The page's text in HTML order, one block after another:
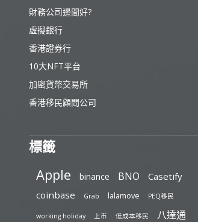
財務公司邊間好?
虛擬銀行
香港證券行
10大NFT平台
加密貨幣交易所
香港移民顧問公司
標籤
Apple binance BNO
Casetify
coinbase
Grab lalamove PEQ移民
working holiday 上市 低成本移民 八達通